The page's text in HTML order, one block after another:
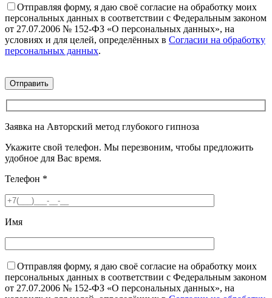
Отправляя форму, я даю своё согласие на обработку моих
персональных данных в соответствии с Федеральным законом
от 27.07.2006 № 152-ФЗ «О персональных данных», на
условиях и для целей, определённых в Согласии на обработку
персональных данных.
Заявка на Авторский метод глубокого гипноза
Укажите свой телефон. Мы перезвоним, чтобы предложить
удобное для Вас время.
Телефон *
Имя
Отправляя форму, я даю своё согласие на обработку моих
персональных данных в соответствии с Федеральным законом
от 27.07.2006 № 152-ФЗ «О персональных данных», на